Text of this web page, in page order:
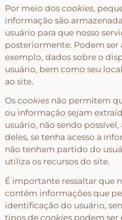
Por meio dos cookies,
informação são
usuário para que nosso
posteriormente. Podem ser
exemplo, dados sobre o
usuário, bem como seu
ao site.
Os cookies não permitem
ou informação sejam
usuário, não sendo
deles, se tenha acesso a
não tenham partido do
utiliza os recursos do site.
É importante ressaltar que
contém informações que
identificação do usuário,
tipos de cookies podem ser